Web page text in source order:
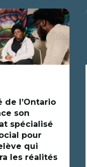
de l’Ontario
son
spécialisé
pour
qui
les réalités